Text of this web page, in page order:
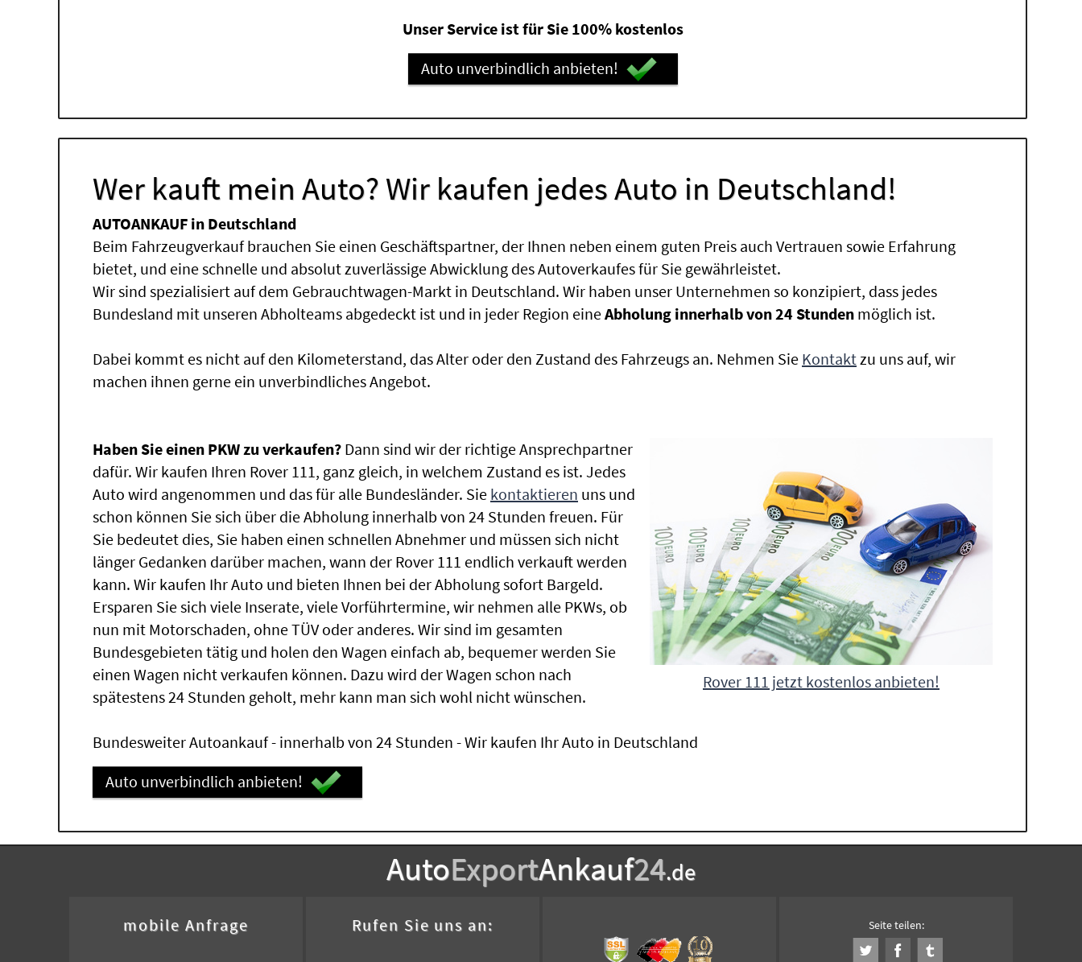
Unser Service ist für Sie 100% kostenlos
Auto unverbindlich anbieten!
Wer kauft mein Auto? Wir kaufen jedes Auto in Deutschland!
AUTOANKAUF in Deutschland
Beim Fahrzeugverkauf brauchen Sie einen Geschäftspartner, der Ihnen neben einem guten Preis auch Vertrauen sowie Erfahrung
bietet, und eine schnelle und absolut zuverlässige Abwicklung des Autoverkaufes für Sie gewährleistet.
Wir sind spezialisiert auf dem Gebrauchtwagen-Markt in Deutschland. Wir haben unser Unternehmen so konzipiert, dass jedes
Bundesland mit unseren Abholteams abgedeckt ist und in jeder Region eineAbholung innerhalb von 24 Stunden möglich ist.
Dabei kommt es nicht auf den Kilometerstand, das Alter oder den Zustand des Fahrzeugs an. Nehmen Sie Kontaktzu uns auf, wir
machen ihnen gerne ein unverbindliches Angebot.
Rover 111 jetzt kostenlos anbieten!
Haben Sie einen PKW zu verkaufen? Dann sind wir der richtige Ansprechpartner
dafür. Wir kaufen Ihren Rover 111, ganz gleich, in welchem Zustand es ist. Jedes
Auto wird angenommen und das für alle Bundesländer. Sie kontaktieren uns und
schon können Sie sich über die Abholung innerhalb von 24 Stunden freuen. Für
Sie bedeutet dies, Sie haben einen schnellen Abnehmer und müssen sich nicht
länger Gedanken darüber machen, wann der Rover 111 endlich verkauft werden
kann. Wir kaufen Ihr Auto und bieten Ihnen bei der Abholung sofort Bargeld.
Ersparen Sie sich viele Inserate, viele Vorführtermine, wir nehmen alle PKWs, ob
nun mit Motorschaden, ohne TÜV oder anderes. Wir sind im gesamten
Bundesgebieten tätig und holen den Wagen einfach ab, bequemer werden Sie
einen Wagen nicht verkaufen können. Dazu wird der Wagen schon nach
spätestens 24 Stunden geholt, mehr kann man sich wohl nicht wünschen.
Bundesweiter Autoankauf - innerhalb von 24 Stunden - Wir kaufen Ihr Auto in Deutschland
Auto unverbindlich anbieten!
AutoExportAnkauf24.de
mobile Anfrage Rufen Sie uns an: Seite teilen: